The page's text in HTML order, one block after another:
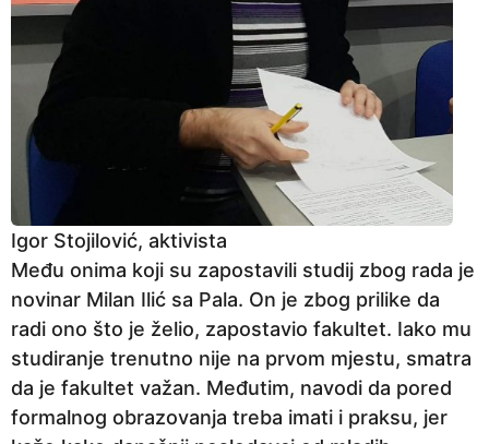
Igor Stojilović, aktivista
Među onima koji su zapostavili studij zbog rada je
novinar Milan Ilić sa Pala. On je zbog prilike da
radi ono što je želio, zapostavio fakultet. Iako mu
studiranje trenutno nije na prvom mjestu, smatra
da je fakultet važan. Međutim, navodi da pored
formalnog obrazovanja treba imati i praksu, jer